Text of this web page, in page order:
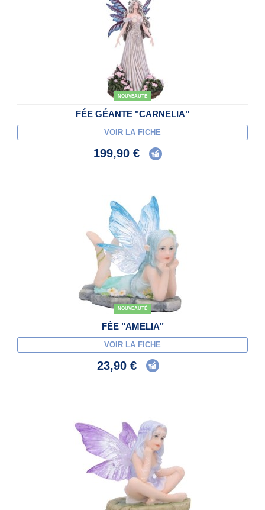
NOUVEAUTÉ
FÉE GÉANTE "CARNELIA"
VOIR LA FICHE
199,90 €
NOUVEAUTÉ
FÉE "AMELIA"
VOIR LA FICHE
23,90 €